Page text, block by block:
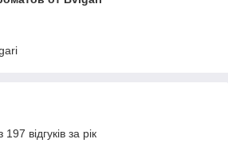
відгуків за рік